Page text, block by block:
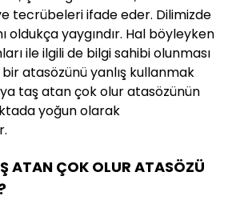
tecrübeleri ifade eder. Dilimizde
oldukça yaygındır. Hal böyleyken
ile ilgili de bilgi sahibi olunması
atasözünü yanlış kullanmak
taş atan çok olur atasözünün
yoğun olarak
ATAN ÇOK OLUR ATASÖZÜ